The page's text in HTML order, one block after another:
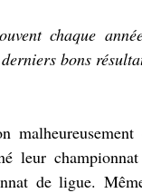
chaque
bons
leur
de ligue.